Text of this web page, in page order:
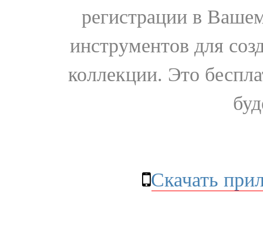
регистрации в
инструментов для
коллекции. Это
Скачать